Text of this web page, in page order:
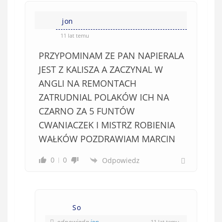
jon
11 lat temu
PRZYPOMINAM ZE PAN NAPIERALA
JEST Z KALISZA A ZACZYNAL W
ANGLI NA REMONTACH
ZATRUDNIAL POLAKÓW ICH NA
CZARNO ZA 5 FUNTÓW
CWANIACZEK I MISTRZ ROBIENIA
WAŁKÓW POZDRAWIAM MARCIN
0 0 Odpowiedz
So